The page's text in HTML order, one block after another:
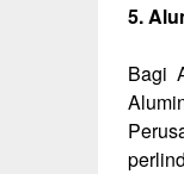
5.
Bagi